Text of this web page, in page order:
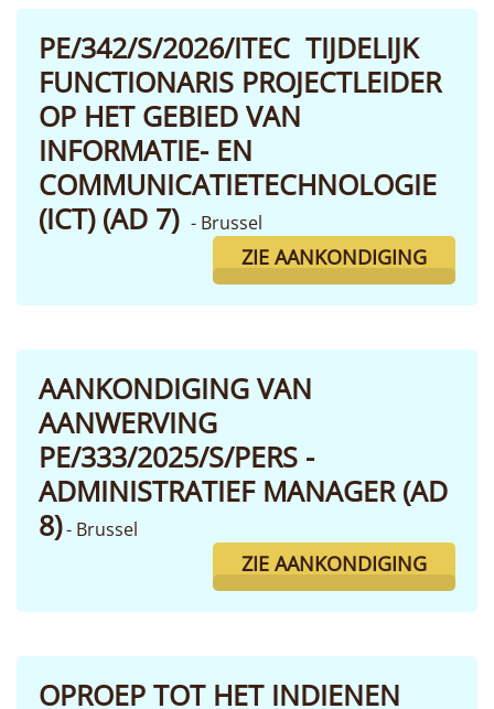
PE/342/S/2026/ITEC TIJDELIJK
FUNCTIONARIS PROJECTLEIDER
OP HET GEBIED VAN
INFORMATIE- EN
COMMUNICATIETECHNOLOGIE
(ICT) (AD 7) - Brussel
ZIE AANKONDIGING
AANKONDIGING VAN
AANWERVING
PE/333/2025/S/PERS -
ADMINISTRATIEF MANAGER (AD
8)- Brussel
ZIE AANKONDIGING
OPROEP TOT HET INDIENEN